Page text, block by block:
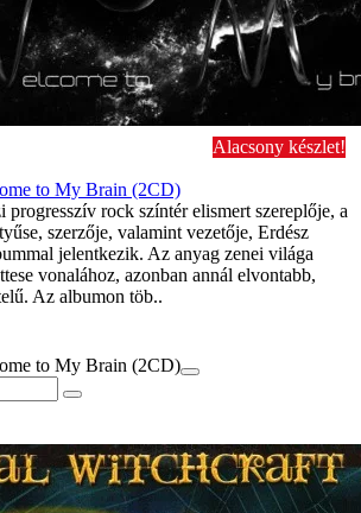
Alacsony készlet!
to My Brain (2CD)
progresszív rock színtér elismert szereplője, a
szerzője, valamint vezetője, Erdész
jelentkezik. Az anyag zenei világa
vonalához, azonban annál elvontabb,
Az albumon töb..
to My Brain (2CD)